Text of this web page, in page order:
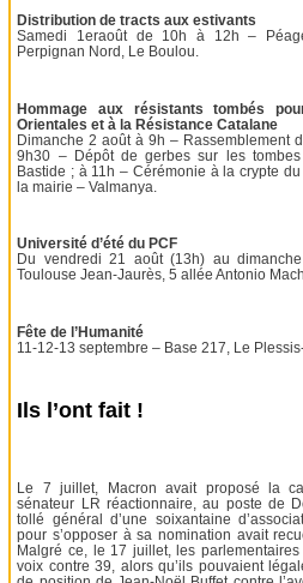
Distribution de tracts aux estivants
Samedi 1eraoût de 10h à 12h –
Perpignan Nord, Le Boulou.
Hommage aux résistants tombés
Orientales et à la Résistance Catalane
Dimanche 2 août à 9h – Rassemblement
9h30 – Dépôt de gerbes sur les
Bastide ; à 11h – Cérémonie à la crypte
la mairie – Valmanya.
Université d’été du PCF
Du vendredi 21 août (13h) au
Toulouse Jean-Jaurès, 5 allée Antonio
Fête de l’Humanité
11-12-13 septembre – Base 217, Le
Ils l’ont fait !
Le 7 juillet, Macron avait proposé la
sénateur LR réactionnaire, au poste de
tollé général d’une soixantaine
pour s’opposer à sa nomination avait
Malgré ce, le 17 juillet, les
voix contre 39, alors qu’ils pouvaient